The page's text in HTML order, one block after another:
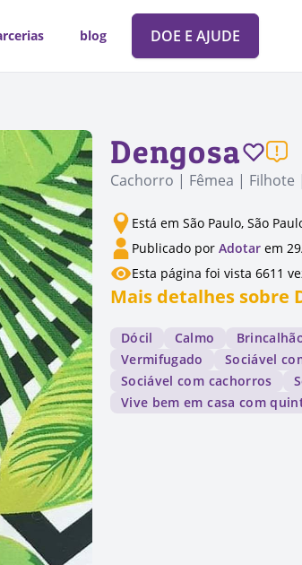
blog DOE E AJUDE
Dengosa
Cachorro | Fêmea | Filhote
Está em São Paulo, São
Publicado por Adotar em
Esta página foi vista 6611
Mais detalhes sobre
Dócil Calmo
Vermifugado
Sociável
Sociável com cachorros
Vive bem em casa com